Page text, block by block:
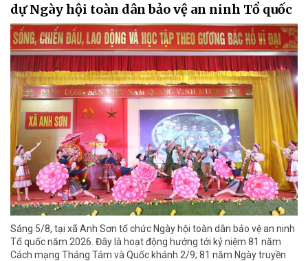
dự Ngày hội toàn dân bảo vệ an ninh Tổ quốc
Sáng 5/8, tại xã Anh Sơn tổ chức Ngày hội toàn dân bảo vệ an ninh
Tổ quốc năm 2026. Đây là hoạt động hướng tới kỷ niệm 81 năm
Cách mạng Tháng Tám và Quốc khánh 2/9; 81 năm Ngày truyền